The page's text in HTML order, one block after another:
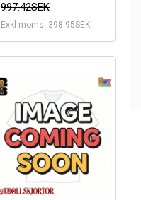
997.42SEK
Exkl moms: 398.95SEK